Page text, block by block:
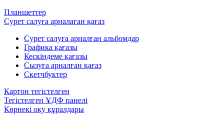
Планшеттер
Сурет салуға арналаған қағаз
Сурет салуға арналған альбомдар
Графика қағазы
Кескіндеме қағазы
Сызуға арналған қағаз
Скетчбуктер
Картон тегістелген
Тегістелген ҰДФ панелі
Көрнекі оқу құралдары